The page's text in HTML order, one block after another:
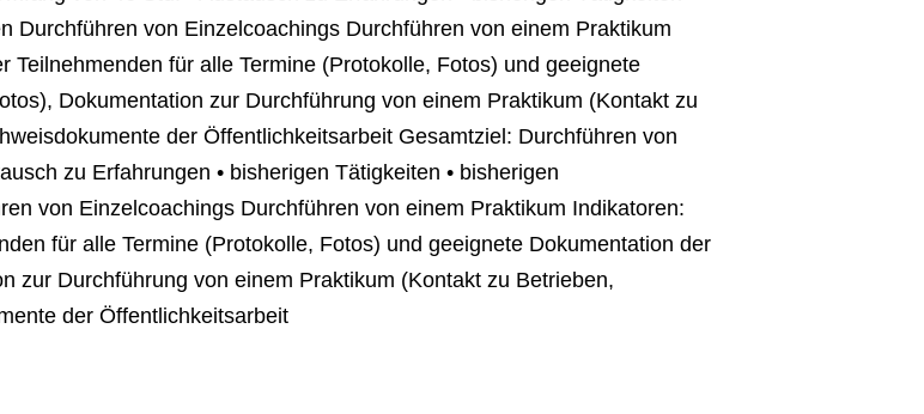
Durchführen von Einzelcoachings Durchführen von einem Praktikum
Teilnehmenden für alle Termine (Protokolle, Fotos) und geeignete
Dokumentation zur Durchführung von einem Praktikum (Kontakt zu
der Öffentlichkeitsarbeit Gesamtziel: Durchführen von
zu Erfahrungen • bisherigen Tätigkeiten • bisherigen
von Einzelcoachings Durchführen von einem Praktikum Indikatoren:
für alle Termine (Protokolle, Fotos) und geeignete Dokumentation der
zur Durchführung von einem Praktikum (Kontakt zu Betrieben,
der Öffentlichkeitsarbeit